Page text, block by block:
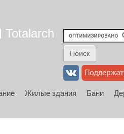
Totalarch
Жилые здания Бани